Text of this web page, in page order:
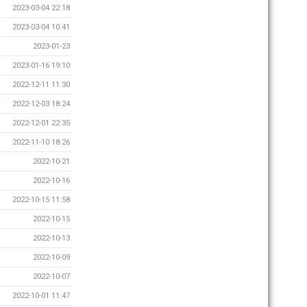
2023-03-04 22:18
2023-03-04 10:41
2023-01-23
2023-01-16 19:10
2022-12-11 11:30
2022-12-03 18:24
2022-12-01 22:35
2022-11-10 18:26
2022-10-21
2022-10-16
2022-10-15 11:58
2022-10-15
2022-10-13
2022-10-09
2022-10-07
2022-10-01 11:47